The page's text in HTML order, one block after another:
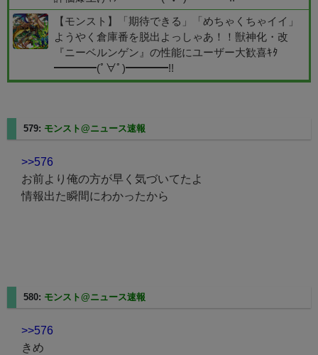
【モンスト】「期待できる」「めちゃくちゃイイ」
ようやく倉庫番を脱出よっしゃあ！！獣神化・改
『ニーベルンゲン』の性能にユーザー大歓喜ｷﾀ
━━━━(ﾟ∀ﾟ)━━━━!!
579: モンスト@ニュース速報
>>576
お前より俺の方が早く気づいてたよ
情報出た瞬間にわかったから
580: モンスト@ニュース速報
>>576
きめ